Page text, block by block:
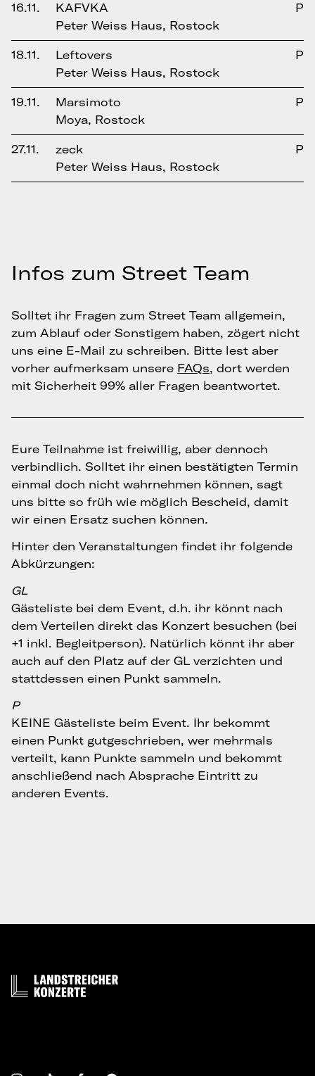
16.11.
KAFVKA
Peter Weiss Haus, Rostock
P
18.11.
Leftovers
Peter Weiss Haus, Rostock
P
19.11.
Marsimoto
Moya, Rostock
P
27.11.
zeck
Peter Weiss Haus, Rostock
P
Infos zum Street Team
Solltet ihr Fragen zum Street Team allgemein,
zum Ablauf oder Sonstigem haben, zögert nicht
uns eine E-Mail zu schreiben. Bitte lest aber
vorher aufmerksam unsere FAQs, dort werden
mit Sicherheit 99% aller Fragen beantwortet.
Eure Teilnahme ist freiwillig, aber dennoch
verbindlich. Solltet ihr einen bestätigten Termin
einmal doch nicht wahrnehmen können, sagt
uns bitte so früh wie möglich Bescheid, damit
wir einen Ersatz suchen können.
Hinter den Veranstaltungen findet ihr folgende
Abkürzungen:
GL
Gästeliste bei dem Event, d.h. ihr könnt nach
dem Verteilen direkt das Konzert besuchen (bei
+1 inkl. Begleitperson). Natürlich könnt ihr aber
auch auf den Platz auf der GL verzichten und
stattdessen einen Punkt sammeln.
P
KEINE Gästeliste beim Event. Ihr bekommt
einen Punkt gutgeschrieben, wer mehrmals
verteilt, kann Punkte sammeln und bekommt
anschließend nach Absprache Eintritt zu
anderen Events.